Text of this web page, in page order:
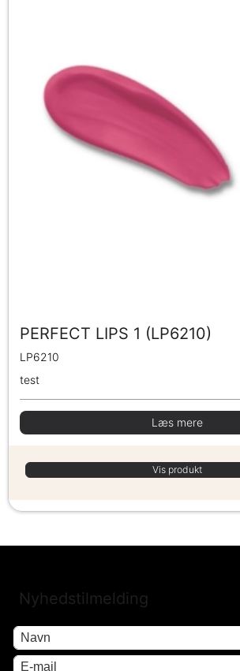
PERFECT LIPS 1 (LP6210)
LP6210
test
Læs mere
Vis produkt
Nyhedstilmelding